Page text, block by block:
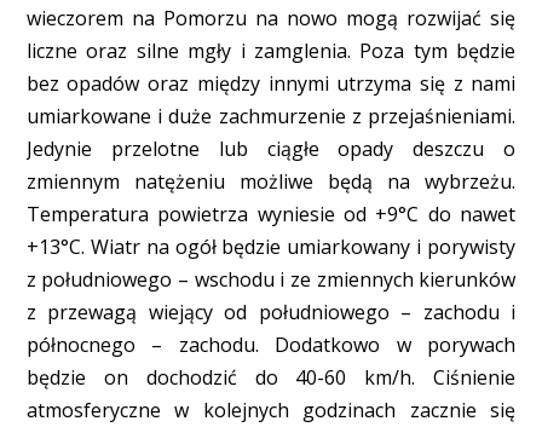
wieczorem na Pomorzu na nowo mogą rozwijać się
liczne oraz silne mgły i zamglenia. Poza tym będzie
bez opadów oraz między innymi utrzyma się z nami
umiarkowane i duże zachmurzenie z przejaśnieniami.
Jedynie przelotne lub ciągłe opady deszczu o
zmiennym natężeniu możliwe będą na wybrzeżu.
Temperatura powietrza wyniesie od +9°C do nawet
+13°C. Wiatr na ogół będzie umiarkowany i porywisty
z południowego – wschodu i ze zmiennych kierunków
z przewagą wiejący od południowego – zachodu i
północnego – zachodu. Dodatkowo w porywach
będzie on dochodzić do 40-60 km/h. Ciśnienie
atmosferyczne w kolejnych godzinach zacznie się